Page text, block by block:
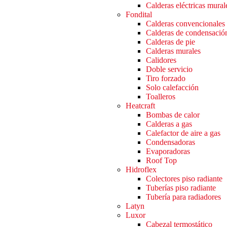
Calderas eléctricas
Fondital
Calderas convencionales
Calderas de
Calderas de pie
Calderas murales
Calidores
Doble servicio
Tiro forzado
Solo calefacción
Toalleros
Heatcraft
Bombas de calor
Calderas a gas
Calefactor de aire a gas
Condensadoras
Evaporadoras
Roof Top
Hidroflex
Colectores piso radiante
Tuberías piso radiante
Tubería para radiadores
Latyn
Luxor
Cabezal termostático